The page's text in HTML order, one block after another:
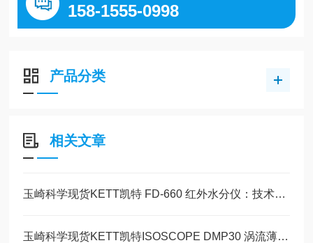
158-1555-0998
产品分类
相关文章
玉崎科学现货KETT凯特 FD-660 红外水分仪：技术文献与综合应用指南
玉崎科学现货KETT凯特ISOSCOPE DMP30 涡流薄膜厚度计产品介绍